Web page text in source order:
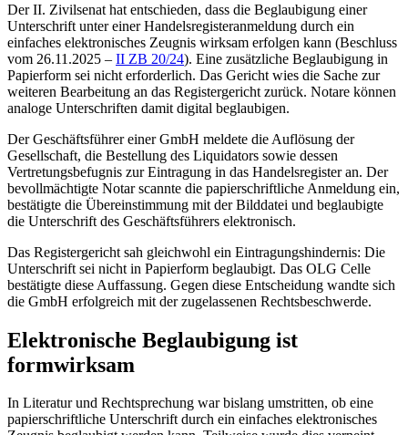
Der II. Zivilsenat hat entschieden, dass die Beglaubigung einer
Unterschrift unter einer Handelsregisteranmeldung durch ein
einfaches elektronisches Zeugnis wirksam erfolgen kann (Beschluss
vom 26.11.2025 – II ZB 20/24). Eine zusätzliche Beglaubigung in
Papierform sei nicht erforderlich. Das Gericht wies die Sache zur
weiteren Bearbeitung an das Registergericht zurück. Notare können
analoge Unterschriften damit digital beglaubigen.
Der Geschäftsführer einer GmbH meldete die Auflösung der
Gesellschaft, die Bestellung des Liquidators sowie dessen
Vertretungsbefugnis zur Eintragung in das Handelsregister an. Der
bevollmächtigte Notar scannte die papierschriftliche Anmeldung ein,
bestätigte die Übereinstimmung mit der Bilddatei und beglaubigte
die Unterschrift des Geschäftsführers elektronisch.
Das Registergericht sah gleichwohl ein Eintragungshindernis: Die
Unterschrift sei nicht in Papierform beglaubigt. Das OLG Celle
bestätigte diese Auffassung. Gegen diese Entscheidung wandte sich
die GmbH erfolgreich mit der zugelassenen Rechtsbeschwerde.
Elektronische Beglaubigung ist
formwirksam
In Literatur und Rechtsprechung war bislang umstritten, ob eine
papierschriftliche Unterschrift durch ein einfaches elektronisches